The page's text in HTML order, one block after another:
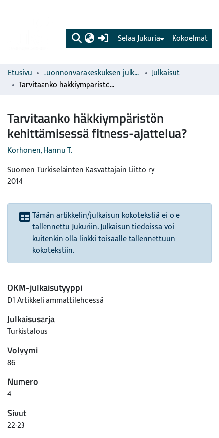
(current) Kokoelmat
Selaa Jukuria
Etusivu Luonnonvarakeskuksen julkaisut
Julkaisut
Tarvitaanko häkkiympäristön kehittämisessä fitness-ajattelua?
Tarvitaanko häkkiympäristön
kehittämisessä fitness-ajattelua?
Korhonen, Hannu T.
Suomen Turkiseläinten Kasvattajain Liitto ry
2014
Tämän artikkelin/julkaisun kokotekstiä ei ole
tallennettu Jukuriin. Julkaisun tiedoissa voi
kuitenkin olla linkki toisaalle tallennettuun
kokotekstiin.
OKM-julkaisutyyppi
D1 Artikkeli ammattilehdessä
Julkaisusarja
Turkistalous
Volyymi
86
Numero
4
Sivut
22-23